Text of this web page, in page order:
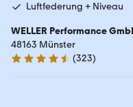
Luftfederung + Niveau
WELLER Performance
48163 Münster
4.3 Sterne
(323)